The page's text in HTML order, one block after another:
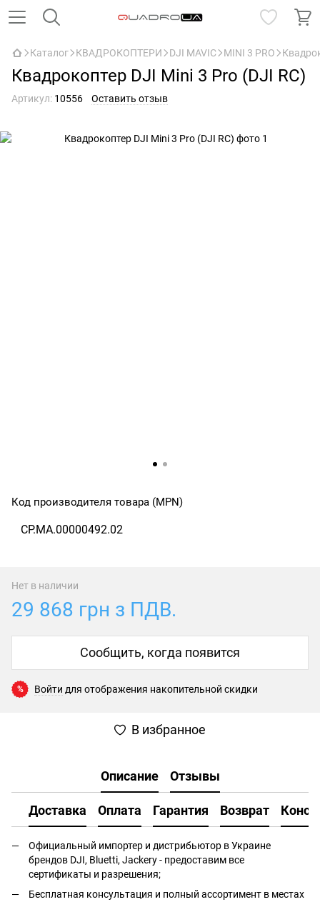
Каталог КВАДРОКОПТЕРИ DJI MAVIC MINI 3 PRO
Квадрокоптер DJI Mini 3 Pro (DJI RC)
Артикул: 10556 Оставить отзыв
Код производителя товара (MPN)
CP.MA.00000492.02
Нет в наличии
29 868 грн з ПДВ.
Сообщить, когда появится
% Войти для отображения накопительной скидки
В избранное
Описание Отзывы
Доставка Оплата Гарантия Возврат
Официальный импортер и дистрибьютор в Украине
брендов DJI, Bluetti, Jackery - предоставим все
сертификаты и разрешения;
Бесплатная консультация и полный ассортимент в местах